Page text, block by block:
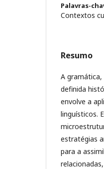
Palavras-
Contextos
Resumo
A gramática,
definida
envolve a
linguísticos.
estratégias
para a